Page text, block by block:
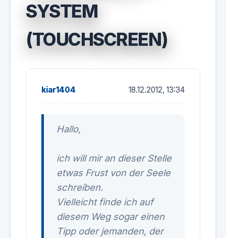
SYSTEM
(TOUCHSCREEN)
kiar1404 18.12.2012, 13:34
Hallo,
ich will mir an dieser Stelle
etwas Frust von der Seele
schreiben.
Vielleicht finde ich auf
diesem Weg sogar einen
Tipp oder jemanden, der